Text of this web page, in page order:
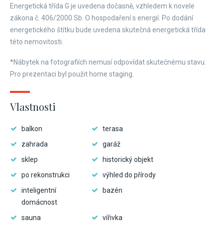
Energetická třída G je uvedena dočasně, vzhledem k novele
zákona č. 406/2000 Sb. O hospodaření s energií. Po dodání
energetického štítku bude uvedena skutečná energetická třída
této nemovitosti.
*Nábytek na fotografiích nemusí odpovídat skutečnému stavu.
Pro prezentaci byl použit home staging.
Vlastnosti
balkon
terasa
zahrada
garáž
sklep
historický objekt
po rekonstrukci
výhled do přírody
inteligentní
domácnost
bazén
sauna vířivka